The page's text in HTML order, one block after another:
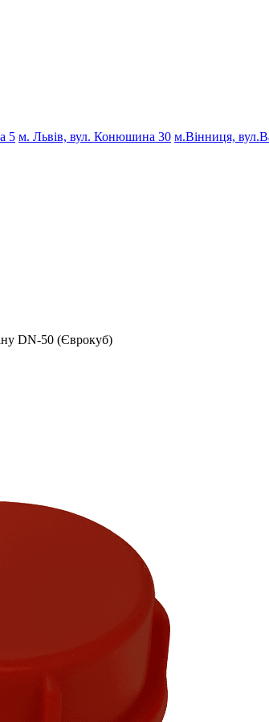
5 м. Львів, вул. Конюшина 30 м.Вінниця,
DN-50 (Єврокуб)